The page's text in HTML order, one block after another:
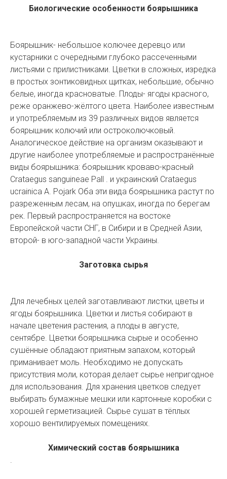
Биологические особенности боярышника
Боярышник- небольшое колючее деревцо или
кустарники с очередными глубоко рассеченными
листьями с прилистниками. Цветки в сложных, изредка
в простых зонтиковидных щитках, небольшие, обычно
белые, иногда красноватые. Плоды- ягоды красного,
реже оранжево-жёлтого цвета. Наиболее известным
и употребляемым из 39 различных видов является
боярышник колючий или остроколючковый.
Аналогическое действие на организм оказывают и
другие наиболее употребляемые и распространённые
виды боярышника: боярышник кроваво-красный
Crataegus sanguineae Pall . и украинский Crataegus
ucrainica A. Pojark Оба эти вида боярышника растут по
разреженным лесам, на опушках, иногда по берегам
рек. Первый распространяется на востоке
Европейской части СНГ, в Сибири и в Средней Азии,
второй- в юго-западной части Украины.
Заготовка сырья
Для лечебных целей заготавливают листки, цветы и
ягоды боярышника. Цветки и листья собирают в
начале цветения растения, а плоды в августе,
сентябре. Цветки боярышника сырые и особенно
сушённые обладают приятным запахом, который
приманивает моль. Необходимо не допускать
присутствия моли, которая делает сырье непригодное
для использования. Для хранения цветков следует
выбирать бумажные мешки или картонные коробки с
хорошей герметизацией. Сырье сушат в тёплых
хорошо вентилируемых помещениях.
Химический состав боярышника
.